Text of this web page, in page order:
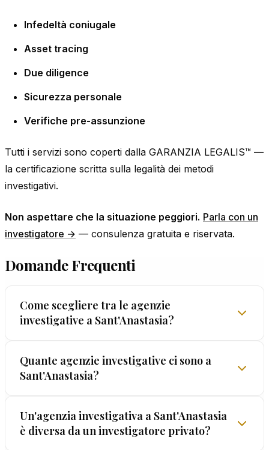
Infedeltà coniugale
Asset tracing
Due diligence
Sicurezza personale
Verifiche pre-assunzione
Tutti i servizi sono coperti dalla GARANZIA LEGALIS™ —
la certificazione scritta sulla legalità dei metodi
investigativi.
Non aspettare che la situazione peggiori. Parla con un
investigatore → — consulenza gratuita e riservata.
Domande Frequenti
Come scegliere tra le agenzie
investigative a Sant'Anastasia?
La scelta non va fatta sulla base del prezzo più
basso o delle promesse più grandi. Conta la
verificabile, garanzie scritte. EUROPOL® offre
tutto questo da oltre 60 anni — la GARANZIA
Quante agenzie investigative ci sono a
Sant'Anastasia?
Sul territorio di Sant'Anastasia e provincia le
agenzie sono poche, ma la quantità non è un
Un'agenzia investigativa a Sant'Anastasia
è diversa da un investigatore privato?